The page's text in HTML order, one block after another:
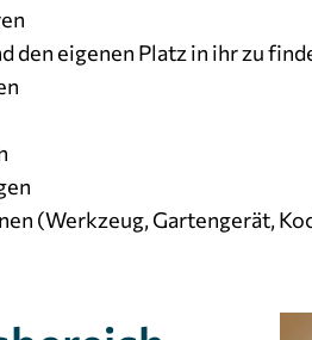
den eigenen Platz in ihr zu
(Werkzeug, Gartengerät,